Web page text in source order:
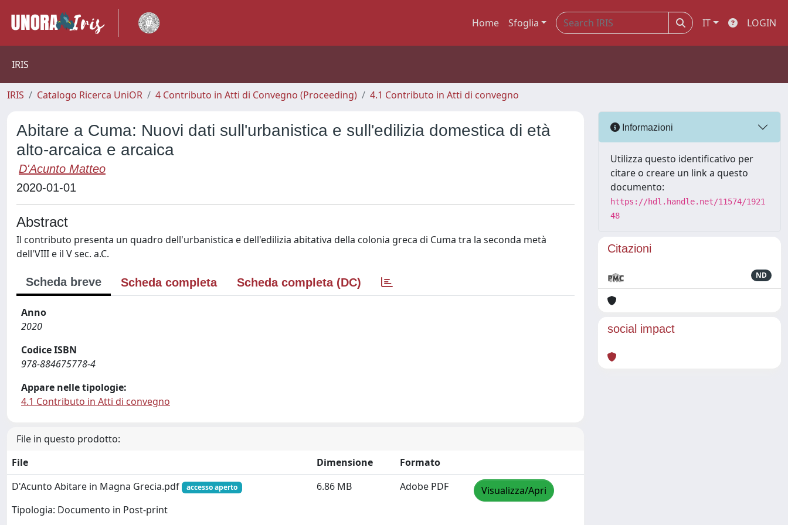
Home Sfoglia IT LOGIN
IRIS
IRIS Catalogo Ricerca UniOR 4 Contributo in Atti di Convegno (Proceeding) 4.1 Contributo in Atti di convegno
Abitare a Cuma: Nuovi dati sull'urbanistica e sull'edilizia domestica di età
alto-arcaica e arcaica
D'Acunto Matteo
2020-01-01
Abstract
Il contributo presenta un quadro dell'urbanistica e dell'edilizia abitativa della colonia greca di Cuma tra la seconda metà
dell'VIII e il V sec. a.C.
Scheda breve Scheda completa Scheda completa (DC)
Anno
2020
Codice ISBN
978-884675778-4
Appare nelle tipologie:
4.1 Contributo in Atti di convegno
File in questo prodotto:
File
Dimensione
Formato
D'Acunto Abitare in Magna Grecia.pdf
accesso aperto
Tipologia: Documento in Post-print
6.86 MB Adobe PDF Visualizza/Apri
Informazioni
Utilizza questo identificativo per
citare o creare un link a questo
documento:
https://hdl.handle.net/11574/1921
48
Citazioni
ND
social impact